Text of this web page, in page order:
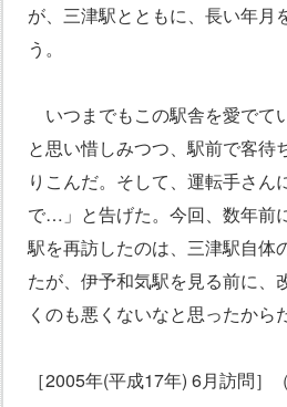
が、三津駅とともに、長い年月
う。
いつまでもこの駅舎を愛でて
と思い惜しみつつ、駅前で客待
りこんだ。そして、運転手さん
で…」と告げた。今回、数年前
駅を再訪したのは、三津駅自体
たが、伊予和気駅を見る前に、
くのも悪くないなと思ったから
［2005年(平成17年) 6月訪問］